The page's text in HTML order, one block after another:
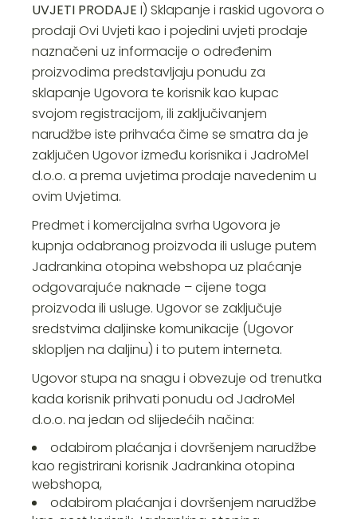
UVJETI PRODAJEI) Sklapanje i raskid ugovora o
prodaji Ovi Uvjeti kao i pojedini uvjeti prodaje
naznačeni uz informacije o određenim
proizvodima predstavljaju ponudu za
sklapanje Ugovora te korisnik kao kupac
svojom registracijom, ili zaključivanjem
narudžbe iste prihvaća čime se smatra da je
zaključen Ugovor između korisnika i JadroMel
d.o.o. a prema uvjetima prodaje navedenim u
ovim Uvjetima.
Predmet i komercijalna svrha Ugovora je
kupnja odabranog proizvoda ili usluge putem
Jadrankina otopina webshopa uz plaćanje
odgovarajuće naknade – cijene toga
proizvoda ili usluge. Ugovor se zaključuje
sredstvima daljinske komunikacije (Ugovor
sklopljen na daljinu) i to putem interneta.
Ugovor stupa na snagu i obvezuje od trenutka
kada korisnik prihvati ponudu od JadroMel
d.o.o. na jedan od slijedećih načina:
odabirom plaćanja i dovršenjem narudžbe
kao registrirani korisnik Jadrankina otopina
webshopa,
odabirom plaćanja i dovršenjem narudžbe